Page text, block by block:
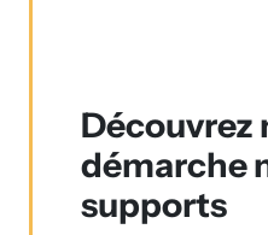
Découvrez
démarche
supports